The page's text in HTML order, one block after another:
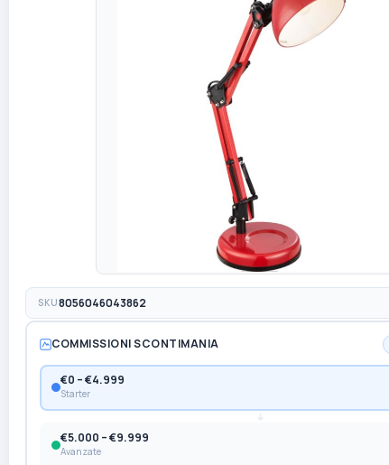
SKU8056046043862
COMMISSIONI SCONTIMANIA
€0 – €4.999
Starter
€5.000 – €9.999
Avanzate